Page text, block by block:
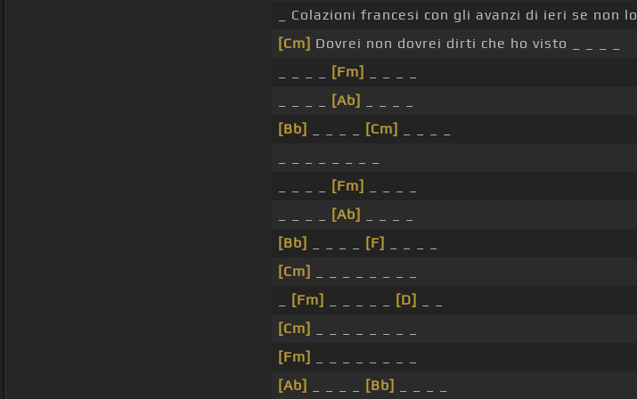
_ Colazioni francesi con gli avanzi di ieri se non lo
[Cm] Dovrei non dovrei dirti che ho visto _ _ _ _
[Fm]
[Ab]
[Bb]
[Cm]
[Fm]
[Ab]
[Bb]
[F]
[Cm]
[Fm] [D]
[Cm]
[Fm]
[Ab]
[Bb]